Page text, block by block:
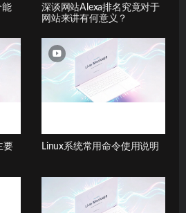
能
深谈网站Alexa排名究竟对于
网站来讲有何意义？
要
Linux系统常用命令使用说明